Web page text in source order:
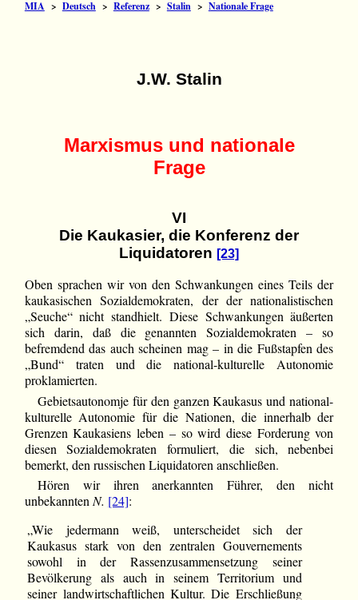
MIA > Deutsch> Referenz> Stalin> Nationale Frage
J.W. Stalin
Marxismus und nationale
Frage
VI
Die Kaukasier, die Konferenz der
Liquidatoren [23]
Oben sprachen wir von den Schwankungen eines Teils der
kaukasischen Sozialdemokraten, der der nationalistischen
„Seuche“ nicht standhielt. Diese Schwankungen äußerten
sich darin, daß die genannten Sozialdemokraten – so
befremdend das auch scheinen mag – in die Fußstapfen des
„Bund“ traten und die national-kulturelle Autonomie
proklamierten.
Gebietsautonomje für den ganzen Kaukasus und national-
kulturelle Autonomie für die Nationen, die innerhalb der
Grenzen Kaukasiens leben – so wird diese Forderung von
diesen Sozialdemokraten formuliert, die sich, nebenbei
bemerkt, den russischen Liquidatoren anschließen.
Hören wir ihren anerkannten Führer, den nicht
unbekannten N. [24]:
„Wie jedermann weiß, unterscheidet sich der
Kaukasus stark von den zentralen Gouvernements
sowohl in der Rassenzusammensetzung seiner
Bevölkerung als auch in seinem Territorium und
seiner landwirtschaftlichen Kultur. Die Erschließung